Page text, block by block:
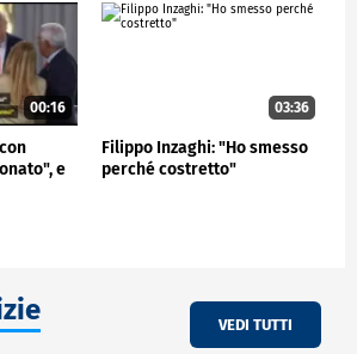
che faremo in queste settimane".
00:16
e
03:36
Filippo Inzaghi: "Ho smesso
perché costretto"
VEDI TUTTI